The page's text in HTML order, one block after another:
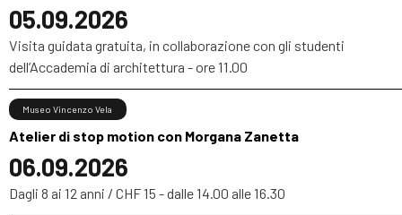
05.09.2026
Visita guidata gratuita, in collaborazione con gli studenti
dell’Accademia di architettura - ore 11.00
Atelier di stop motion con Morgana Zanetta
06.09.2026
Museo Vincenzo Vela
Dagli 8 ai 12 anni / CHF 15 - dalle 14.00 alle 16.30